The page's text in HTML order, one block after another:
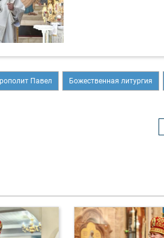
Павел Божественная литургия